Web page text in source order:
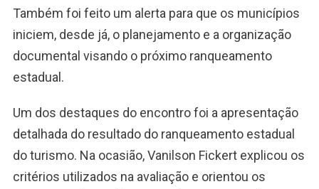
Também foi feito um alerta para que os municípios
iniciem, desde já, o planejamento e a organização
documental visando o próximo ranqueamento
estadual.
Um dos destaques do encontro foi a apresentação
detalhada do resultado do ranqueamento estadual
do turismo. Na ocasião, Vanilson Fickert explicou os
critérios utilizados na avaliação e orientou os